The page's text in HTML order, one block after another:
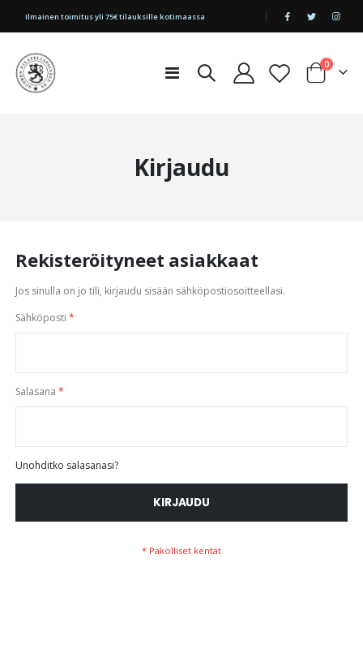
|
Ilmainen toimitus yli 75€ tilauksille kotimaassa
Toggle
Cart
0tuotetta
Kirjaudu
Rekisteröityneet asiakkaat
Jos sinulla on jo tili, kirjaudu sisään sähköpostiosoitteellasi.
Sähköposti
Salasana
Unohditko salasanasi?
KIRJAUDU